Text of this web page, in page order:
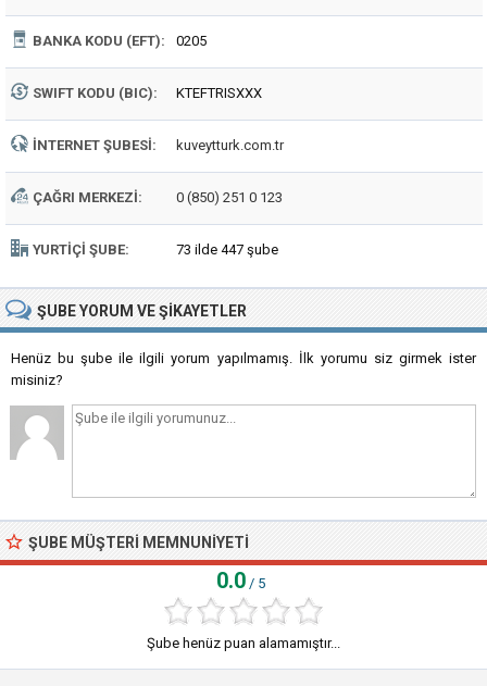
BANKA KODU (EFT): 0205
SWIFT KODU (BIC): KTEFTRISXXX
İNTERNET ŞUBESI: kuveytturk.com.tr
ÇAĞRI MERKEZI: 0 (850) 251 0 123
YURTIÇI ŞUBE: 73 ilde 447 şube
ŞUBEYORUM VE ŞIKAYETLER
Henüz bu şube ile ilgili yorum yapılmamış. İlk yorumu siz girmek ister
misiniz?
ŞUBE MÜŞTERI MEMNUNIYETI
0.0 / 5
Şube henüz puan alamamıştır...